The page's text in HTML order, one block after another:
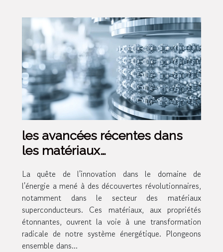
les avancées récentes dans
les matériaux
potentiel pour la révolution
énergétique
La quête de l'innovation dans le domaine de
l'énergie a mené à des découvertes révolutionnaires,
notamment dans le secteur des matériaux
superconducteurs. Ces matériaux, aux propriétés
étonnantes, ouvrent la voie à une transformation
radicale de notre système énergétique. Plongeons
ensemble dans...